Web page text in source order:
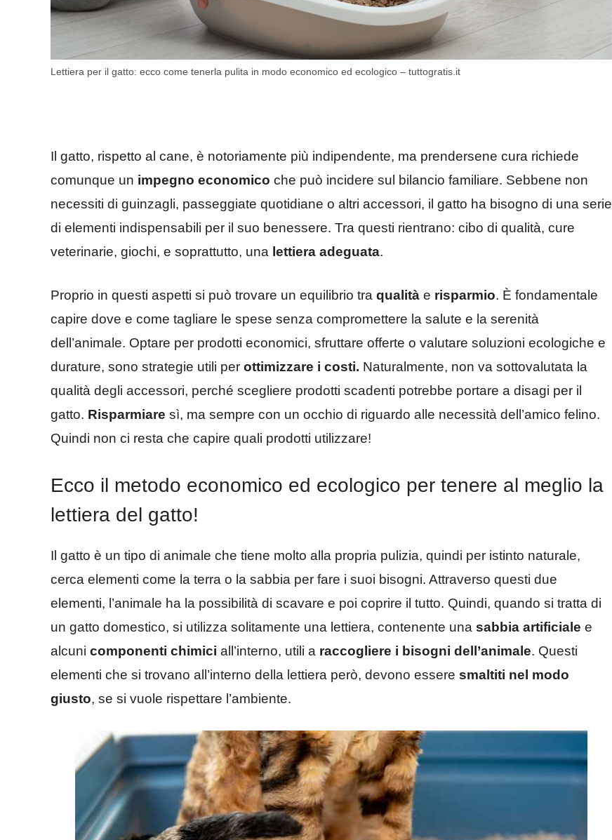
Lettiera per il gatto: ecco come tenerla pulita in modo economico ed ecologico – tuttogratis.it
Il gatto, rispetto al cane, è notoriamente più indipendente, ma prendersene cura richiede
comunque un impegno economico che può incidere sul bilancio familiare. Sebbene non
necessiti di guinzagli, passeggiate quotidiane o altri accessori, il gatto ha bisogno di una serie
di elementi indispensabili per il suo benessere. Tra questi rientrano: cibo di qualità, cure
veterinarie, giochi, e soprattutto, una lettiera adeguata.
Proprio in questi aspetti si può trovare un equilibrio tra qualità e risparmio. È fondamentale
capire dove e come tagliare le spese senza compromettere la salute e la serenità
dell’animale. Optare per prodotti economici, sfruttare offerte o valutare soluzioni ecologiche e
durature, sono strategie utili per ottimizzare i costi. Naturalmente, non va sottovalutata la
qualità degli accessori, perché scegliere prodotti scadenti potrebbe portare a disagi per il
gatto. Risparmiare sì, ma sempre con un occhio di riguardo alle necessità dell’amico felino.
Quindi non ci resta che capire quali prodotti utilizzare!
Ecco il metodo economico ed ecologico per tenere al meglio la
lettiera del gatto!
Il gatto è un tipo di animale che tiene molto alla propria pulizia, quindi per istinto naturale,
cerca elementi come la terra o la sabbia per fare i suoi bisogni. Attraverso questi due
elementi, l’animale ha la possibilità di scavare e poi coprire il tutto. Quindi, quando si tratta di
un gatto domestico, si utilizza solitamente una lettiera, contenente una sabbia artificiale e
alcuni componenti chimici all’interno, utili a raccogliere i bisogni dell’animale. Questi
elementi che si trovano all’interno della lettiera però, devono essere smaltiti nel modo
giusto, se si vuole rispettare l’ambiente.